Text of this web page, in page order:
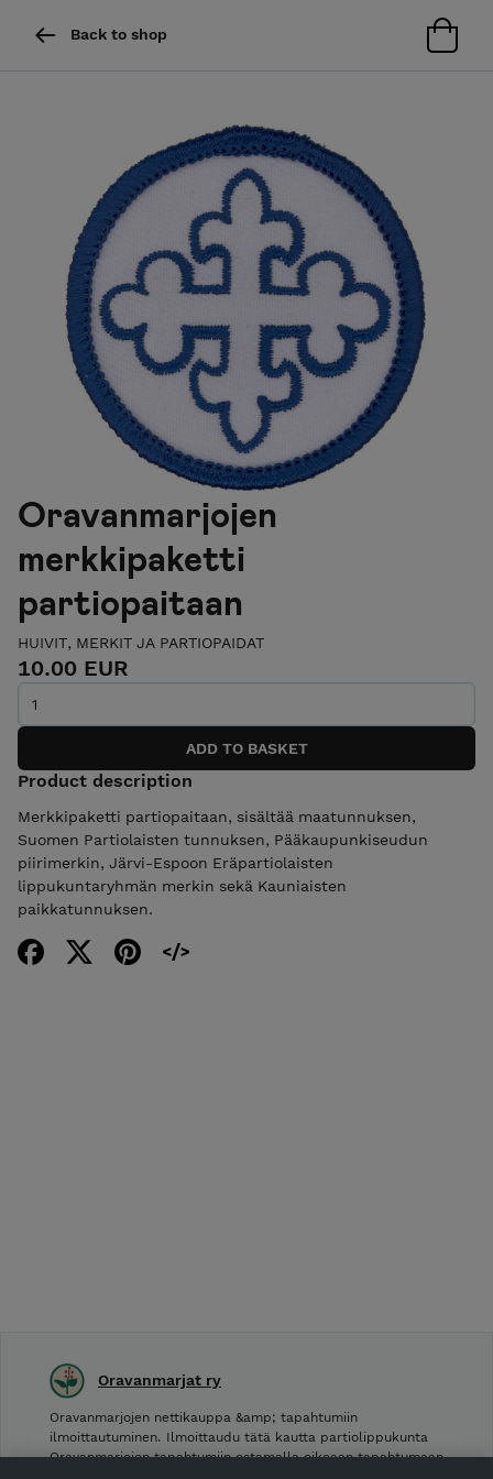
Back to shop
Oravanmarjojen
merkkipaketti
partiopaitaan
HUIVIT, MERKIT JA PARTIOPAIDAT
10.00 EUR
Product description
Merkkipaketti partiopaitaan, sisältää maatunnuksen,
Suomen Partiolaisten tunnuksen, Pääkaupunkiseudun
piirimerkin, Järvi-Espoon Eräpartiolaisten
lippukuntaryhmän merkin sekä Kauniaisten
paikkatunnuksen.
Oravanmarjat ry
Oravanmarjojen nettikauppa &amp; tapahtumiin
ilmoittautuminen. Ilmoittaudu tätä kautta partiolippukunta
Oravanmarjojen tapahtumiin ostamalla oikeaan tapahtumaan